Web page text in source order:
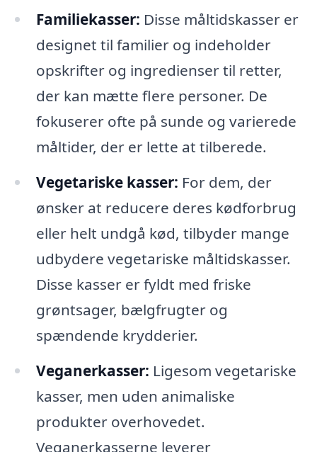
Familiekasser: Disse måltidskasser er
designet til familier og indeholder
opskrifter og ingredienser til retter,
der kan mætte flere personer. De
fokuserer ofte på sunde og varierede
måltider, der er lette at tilberede.
Vegetariske kasser: For dem, der
ønsker at reducere deres kødforbrug
eller helt undgå kød, tilbyder mange
udbydere vegetariske måltidskasser.
Disse kasser er fyldt med friske
grøntsager, bælgfrugter og
spændende krydderier.
Veganerkasser: Ligesom vegetariske
kasser, men uden animaliske
produkter overhovedet.
Veganerkasserne leverer